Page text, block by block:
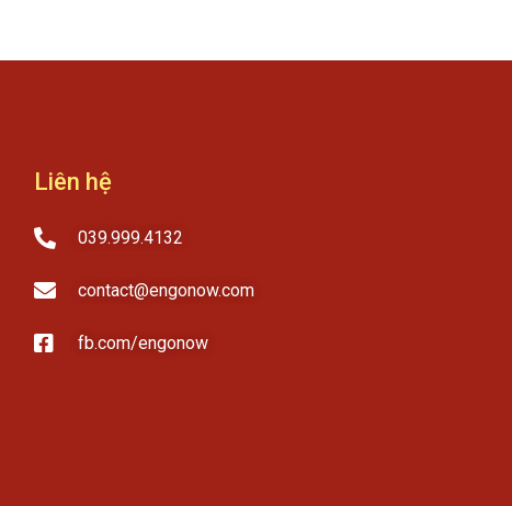
Liên hệ
039.999.4132
contact@engonow.com
fb.com/engonow​